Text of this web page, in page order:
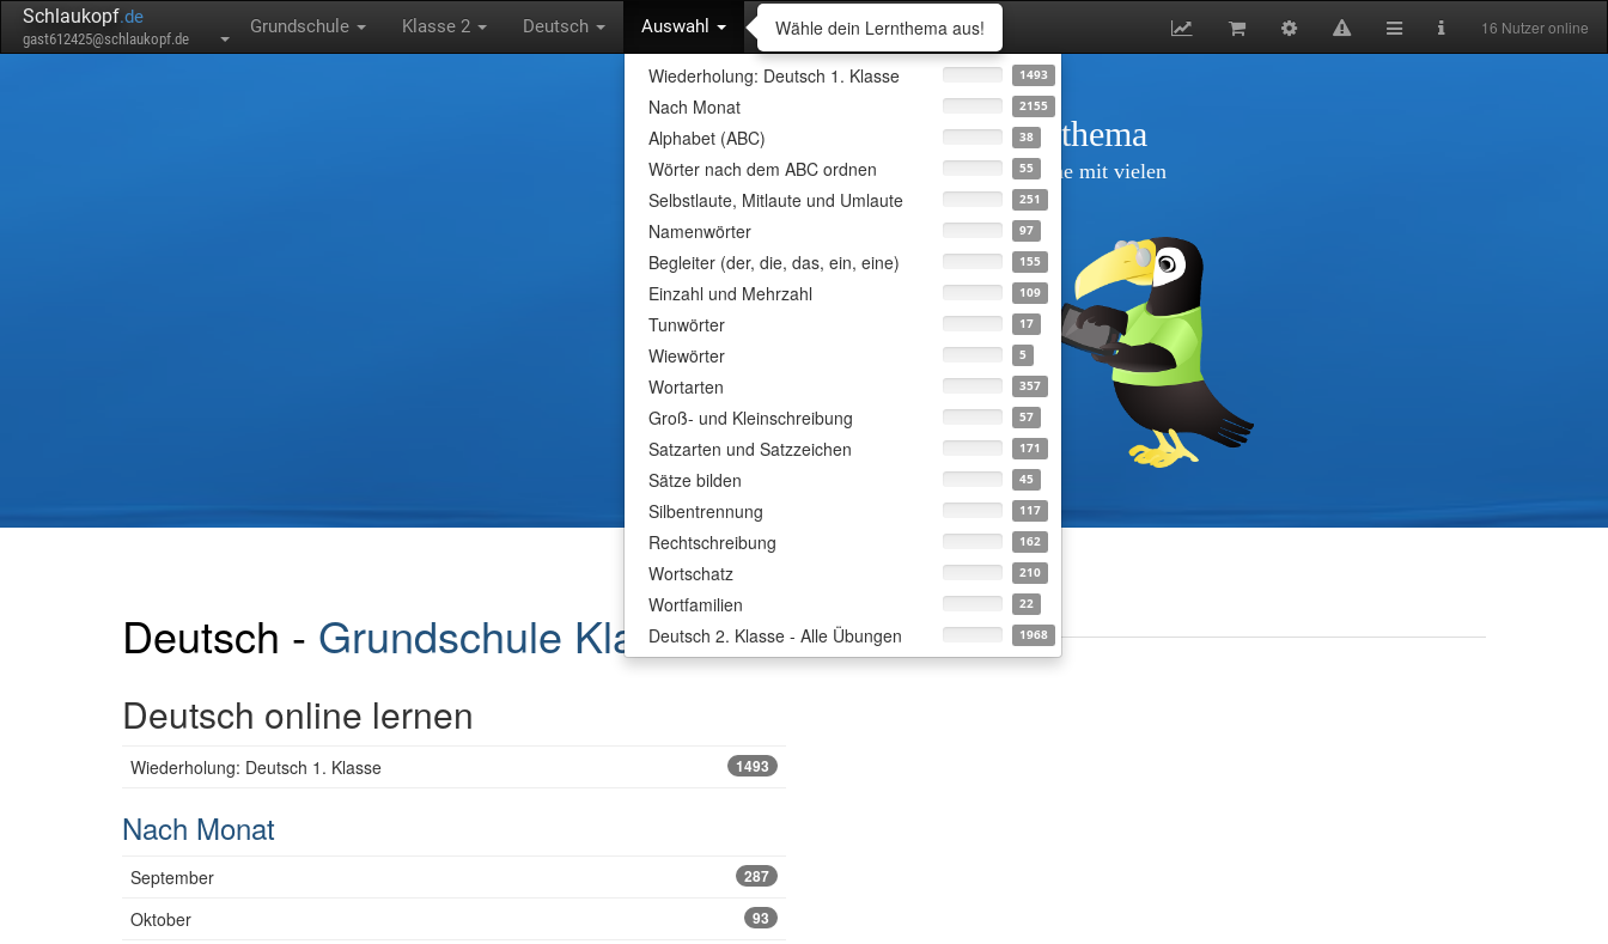
Schlaukopf.de
gast612425@schlaukopf.de
Grundschule Klasse 2 Deutsch Auswahl
Wiederholung: Deutsch 1. Klasse 1493
Nach Monat 2155
Alphabet (ABC) 38
Wörter nach dem ABC ordnen 55
Selbstlaute, Mitlaute und Umlaute 251
Namenwörter 97
Begleiter (der, die, das, ein, eine) 155
Einzahl und Mehrzahl 109
Tunwörter 17
Wiewörter 5
Wortarten 357
Groß- und Kleinschreibung 57
Satzarten und Satzzeichen 171
Sätze bilden 45
Silbentrennung 117
Rechtschreibung 162
Wortschatz 210
Wortfamilien 22
Deutsch 2. Klasse - Alle Übungen 1968
16 Nutzer online
Wähle dein Lernthema
Lass dich abfragen und lerne mit vielen
interessanten Inhalten.
Deutsch - Grundschule Klasse 2
Deutsch online lernen
Wiederholung: Deutsch 1. Klasse 1493
Nach Monat
September 287
Oktober 93
Wähle dein Lernthema aus!